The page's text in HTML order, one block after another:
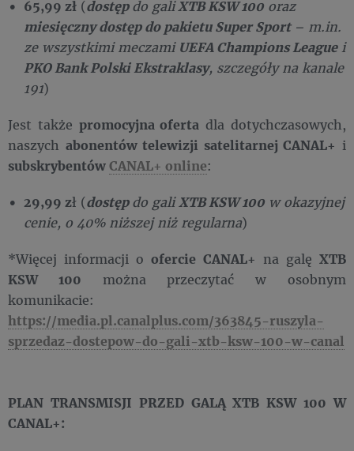
65,99 zł (dostępdo galiXTB KSW 100 oraz
miesięczny dostęp do pakietu Super Sport – m.in.
ze wszystkimi meczami UEFA Champions Leaguei
PKO Bank Polski Ekstraklasy, szczegóły na kanale
191)
Jest także promocyjna oferta dla dotychczasowych,
naszych abonentów telewizji satelitarnej CANAL+ i
subskrybentówCANAL+ online:
29,99 zł (dostępdo gali XTB KSW 100 w okazyjnej
cenie, o 40% niższej niż regularna)
*Więcej informacji oofercie CANAL+ na galęXTB
KSW 100 można przeczytać w osobnym
komunikacie:
https://media.pl.canalplus.com/363845-ruszyla-
sprzedaz-dostepow-do-gali-xtb-ksw-100-w-canal
PLAN TRANSMISJI PRZED GALĄ XTB KSW 100 W
CANAL+: